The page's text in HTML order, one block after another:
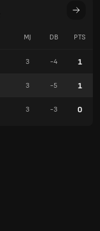
MJ DB PTS
3 -4 1
3 -5 1
3 -3 0